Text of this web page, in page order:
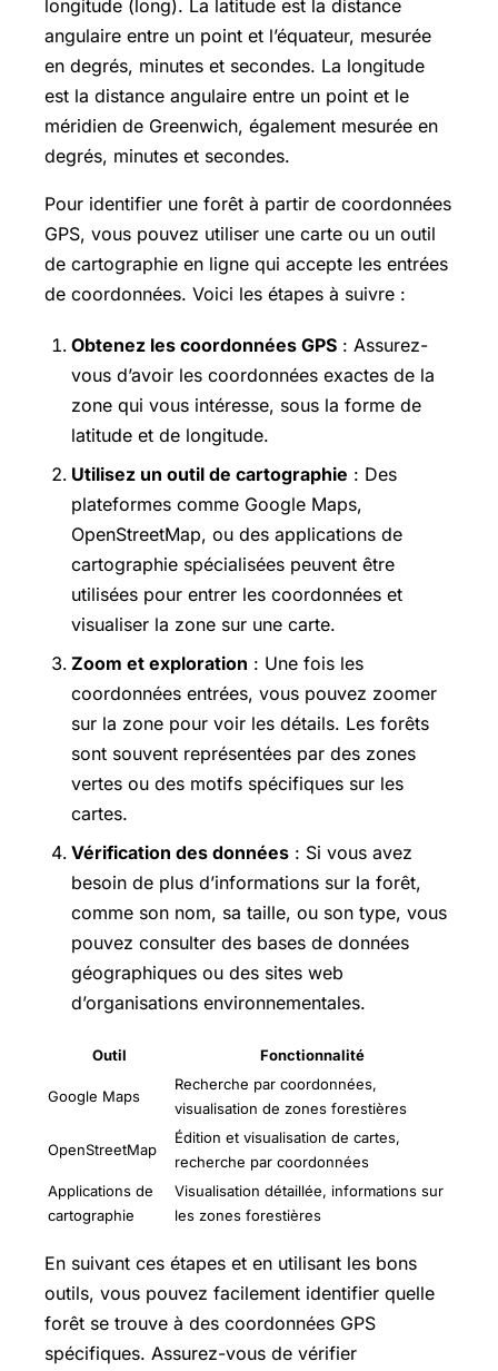
longitude (long). La latitude est la distance
angulaire entre un point et l’équateur, mesurée
en degrés, minutes et secondes. La longitude
est la distance angulaire entre un point et le
méridien de Greenwich, également mesurée en
degrés, minutes et secondes.
Pour identifier une forêt à partir de coordonnées
GPS, vous pouvez utiliser une carte ou un outil
de cartographie en ligne qui accepte les entrées
de coordonnées. Voici les étapes à suivre :
Obtenez les coordonnées GPS : Assurez-
vous d’avoir les coordonnées exactes de la
zone qui vous intéresse, sous la forme de
latitude et de longitude.
Utilisez un outil de cartographie : Des
plateformes comme Google Maps,
OpenStreetMap, ou des applications de
cartographie spécialisées peuvent être
utilisées pour entrer les coordonnées et
visualiser la zone sur une carte.
Zoom et exploration : Une fois les
coordonnées entrées, vous pouvez zoomer
sur la zone pour voir les détails. Les forêts
sont souvent représentées par des zones
vertes ou des motifs spécifiques sur les
cartes.
Vérification des données : Si vous avez
besoin de plus d’informations sur la forêt,
comme son nom, sa taille, ou son type, vous
pouvez consulter des bases de données
géographiques ou des sites web
d’organisations environnementales.
Outil Fonctionnalité
Google Maps
Recherche par coordonnées,
visualisation de zones forestières
OpenStreetMap
Édition et visualisation de cartes,
recherche par coordonnées
Applications de
cartographie
Visualisation détaillée, informations sur
les zones forestières
En suivant ces étapes et en utilisant les bons
outils, vous pouvez facilement identifier quelle
forêt se trouve à des coordonnées GPS
spécifiques. Assurez-vous de vérifier